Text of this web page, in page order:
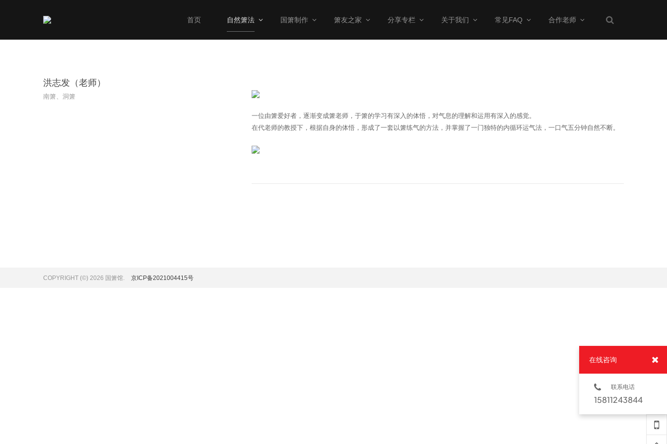
首页 自然箫法 国箫制作 箫友之家 分享专栏 关于我们 常见FAQ 合作老师
一位由箫爱好者，逐渐变成箫老师，于箫的学习有深入的体悟，对气息的理解和运用有深入的感觉。
在代老师的教授下，根据自身的体悟，形成了一套以箫练气的方法，并掌握了一门独特的内循环运气法，一口气五分钟自然不断。
洪志发（老师）
南箫、洞箫
COPYRIGHT (©) 2026 国箫馆. 京ICP备2021004415号
在线咨询
联系电话
15811243844